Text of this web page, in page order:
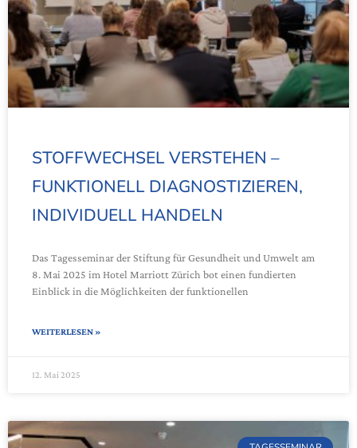
STOFFWECHSEL VERSTEHEN –
FUNKTIONELL DIAGNOSTIZIEREN,
INDIVIDUELL HANDELN
Das Tagesseminar der Stiftung für Gesundheit und Umwelt am
8. Mai 2025 im Hotel Marriott Zürich bot einen fundierten
Einblick in die Möglichkeiten der funktionellen
WEITERLESEN »
12. Mai 2025